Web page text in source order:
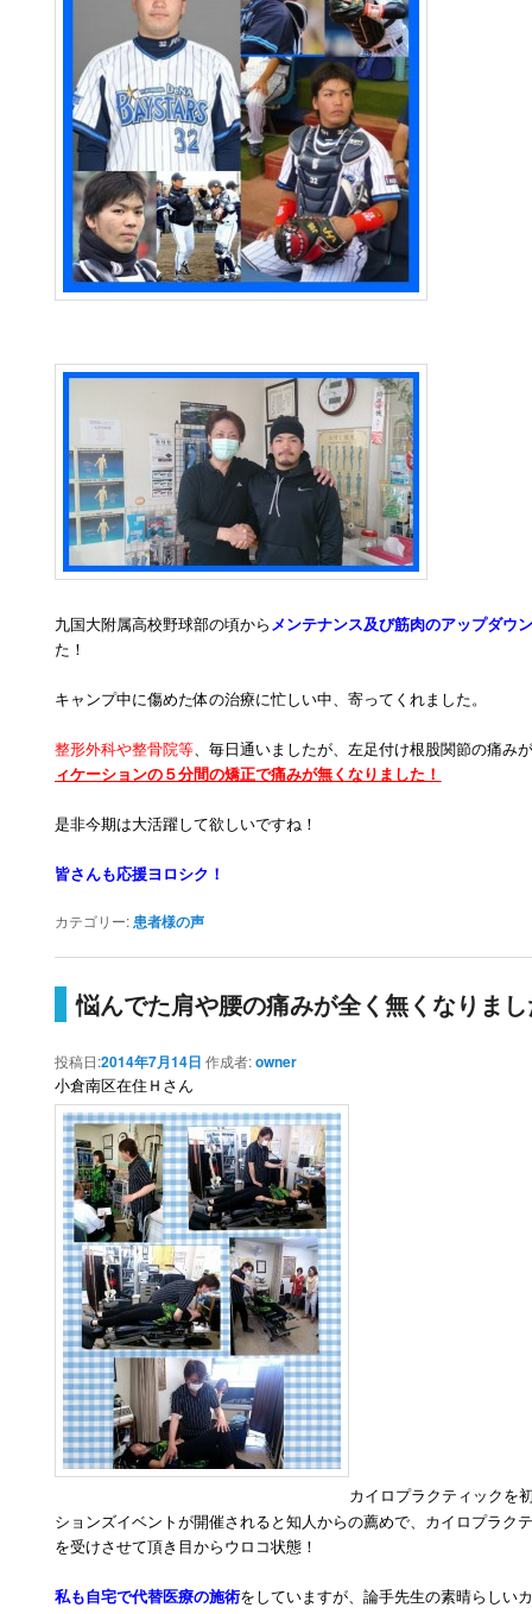
九国大附属高校野球部の頃から メンテナンス及び筋肉のアップダウ
た！
キャンプ中に傷めた体の治療に忙しい中、寄ってくれました。
整形外科や整骨院等、毎日通いましたが、左足付け根股関節の痛み
ィケーションの５分間の矯正で痛みが無くなりました！
是非今期は大活躍して欲しいですね！
皆さんも応援ヨロシク！
カテゴリー:患者様の声
悩んでた肩や腰の痛みが全く無くなりま
投稿日:2014年7月14日 作成者:owner
小倉南区在住Ｈさん
カイロプラクティックを
ションズイベントが開催されると知人からの薦めで、カイロプラク
を受けさせて頂き目からウロコ状態！
私も自宅で代替医療の施術をしていますが、論手先生の素晴らしい